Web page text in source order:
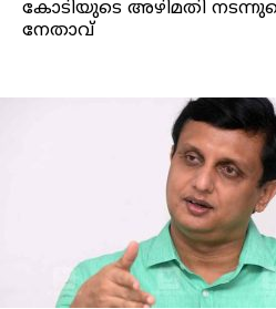
കോടിയുടെ അഴിമതി
നേതാവ്